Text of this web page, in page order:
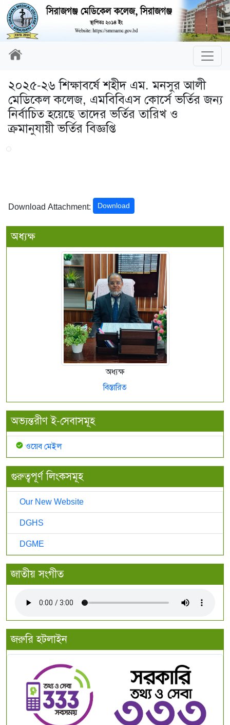
২০২৫-২৬ শিক্ষাবর্ষে শহীদ এম. মনসুর আলী
মেডিকেল কলেজ, এমবিবিএস কোর্সে ভর্তির জন্য
নির্বাচিত হয়েছে তাদের ভর্তির তারিখ ও
ক্রমানুযায়ী ভর্তির বিজ্ঞপ্তি
Download Attachment: Download
অধ্যক্ষ
অধ্যক্ষ
বিস্তারিত
অভ্যন্তরীণ ই-সেবাসমূহ
ওয়েব মেইল
গুরুত্বপূর্ণ লিংকসমূহ
Our New Website
DGHS
DGME
জাতীয় সংগীত
জরুরি হটলাইন